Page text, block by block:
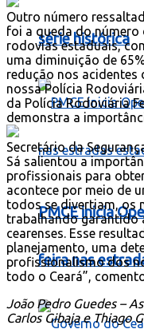
série histórica
PMCE inicia
feira nas
Outro número
foi a queda do número
rodovias estaduais,
uma diminuição de
redução nos
nossa Polícia
da Polícia Rodoviária
demonstra a
Secretário da
Sá salientou a
profissionais para
acontece por meio de
todos se divertiam, os
trabalhando garantido
cearenses. Esse
planejamento, uma
profissionalismo dos
todo o Ceará”,
João Pedro Guedes –
Carlos Gibaja e Thiago